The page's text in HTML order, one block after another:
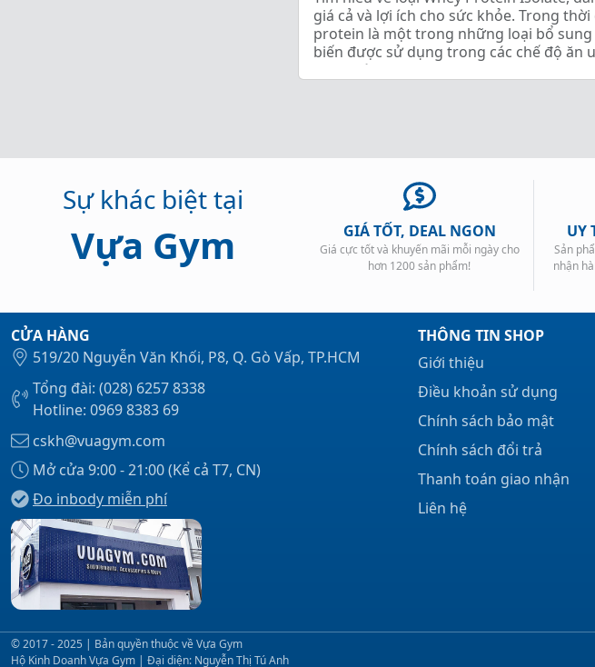
giá cả và lợi ích cho sức khỏe. Trong
protein là một trong những loại bổ
biến được sử dụng trong các chế độ ăn
Tuy nhiên, khi chọn loại […]
Sự khác biệt tại
Vựa Gym GIÁ TỐT, DEAL NGON
Giá cực tốt và khuyến mãi mỗi ngày cho
hơn 1200 sản phẩm!
UY
Sản
nhận
CỬA HÀNG
519/20 Nguyễn Văn Khối, P8, Q. Gò Vấp, TP.HCM
Tổng đài: (028) 6257 8338
Hotline: 0969 8383 69
cskh@vuagym.com
Mở cửa 9:00 - 21:00 (Kể cả T7, CN)
Đo inbody miễn phí
THÔNG TIN SHOP
Giới thiệu
Điều khoản sử dụng
Chính sách bảo mật
Chính sách đổi trả
Thanh toán giao nhận
Liên hệ
© 2017 - 2025 | Bản quyền thuộc về Vựa Gym
Hộ Kinh Doanh Vựa Gym | Đại diện: Nguyễn Thị Tú Anh